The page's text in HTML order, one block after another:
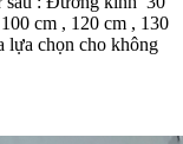
cm , 120 cm , 130
lựa chọn cho không